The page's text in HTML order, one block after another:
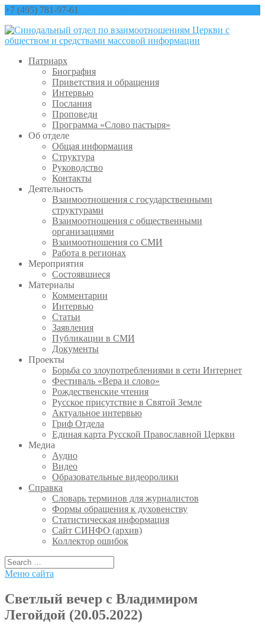
+7 (495) 781-97-61
Патриарх
Биография
Приветствия и обращения
Интервью
Послания
Проповеди
Программа «Слово пастыря»
Об отделе
Общая информация
Структура
Руководство
Контакты
Деятельность
Взаимоотношения с государственными
структурами
Взаимоотношения с общественными
организациями
Взаимоотношения со СМИ
Работа в регионах
Мероприятия
Состоявшиеся
Материалы
Комментарии
Интервью
Статьи
Заявления
Публикации в СМИ
Документы
Проекты
Борьба со злоупотреблениями в сети Интернет
Фестиваль «Вера и слово»
Рождественские чтения
Русское присутствие в Святой Земле
Актуальное интервью
Гриф Отдела
Единая карта Русской Православной Церкви
Медиа
Аудио
Видео
Образовательные видеоролики
Справка
Словарь терминов для журналистов
Формы обращения к духовенству
Статистическая информация
Сайт СИНФО (архив)
Коллектор ошибок
Меню сайта
Светлый вечер с Владимиром
Легойдой (20.05.2022)